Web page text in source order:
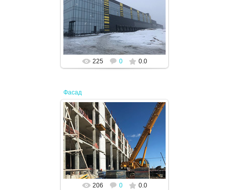
11.04.2024
JENEK
225 0 0.0
Фасад
11.04.2024
JENEK
206 0 0.0